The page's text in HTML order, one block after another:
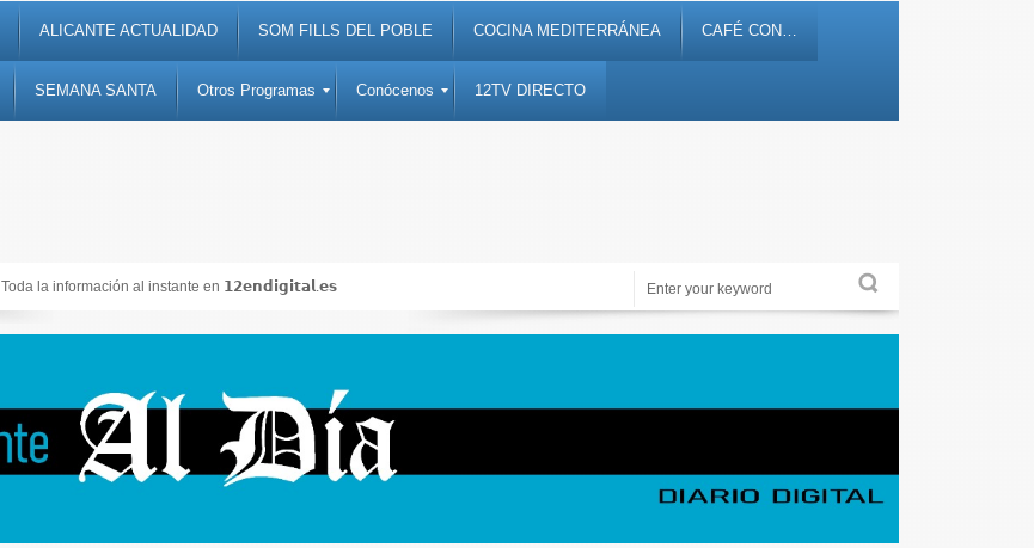
ALICANTE ACTUALIDAD SOM FILLS DEL POBLE COCINA MEDITERRÁNEA CAFÉ CON…
SEMANA SANTA Otros Programas Conócenos 12TV DIRECTO
Toda la información al instante en 𝟭𝟮𝗲𝗻𝗱𝗶𝗴𝗶𝘁𝗮𝗹.𝗲𝘀 Noticias, debates, fiestas, cultura, ocio y entretenimiento